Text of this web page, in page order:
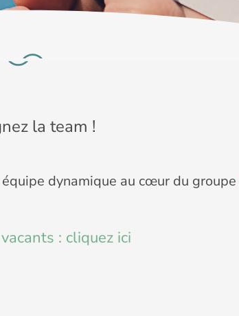
la team !
équipe dynamique au cœur du groupe
: cliquez ici